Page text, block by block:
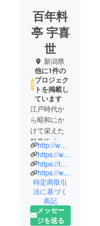
百年料
亭 宇喜
世
新潟県
他に1件の
プロジェク
トを掲載し
ています
江戸時代か
ら昭和にか
けて栄えた
料亭街「田
端」で、仕
出し屋から
始まった創
業約140年の
老舗料亭で
す。
http://www.ukiyo.jp/
https://www.facebook.com/ryoteiukiyo
https://twitter.com/darumasan78
https://www.instagram.com/ukiyonodarumasan/
特定商取引
法に基づく
表記
メッセー
ジを送る